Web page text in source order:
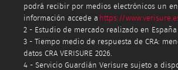
podrá recibir por medios electrónicos un
información accede a https://
2 - Estudio de mercado realizado en España
3 - Tiempo medio de respuesta de CRA:
datos CRA VERISURE 2026.
4 - Servicio Guardián Verisure sujeto a